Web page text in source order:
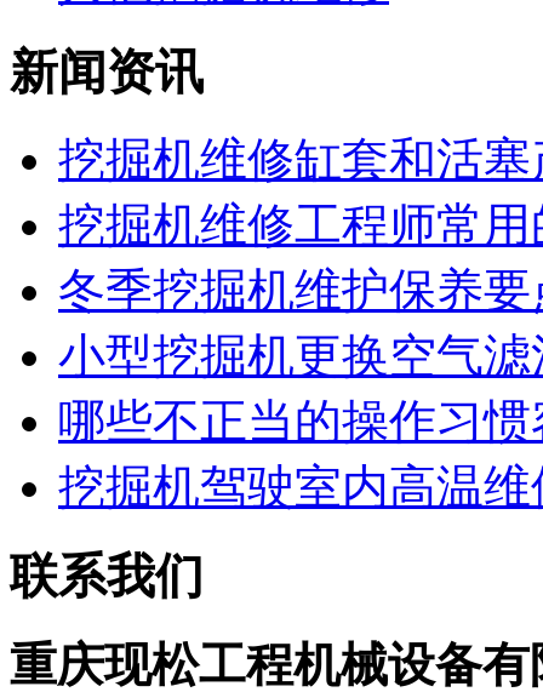
新闻资讯
挖掘机维修缸套和活塞
挖掘机维修工程师常用
冬季挖掘机维护保养要
小型挖掘机更换空气滤
哪些不正当的操作习惯
挖掘机驾驶室内高温维
联系我们
重庆现松工程机械设备有